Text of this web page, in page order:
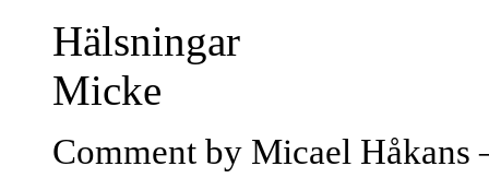
Hälsningar
Micke
Comment by Micael